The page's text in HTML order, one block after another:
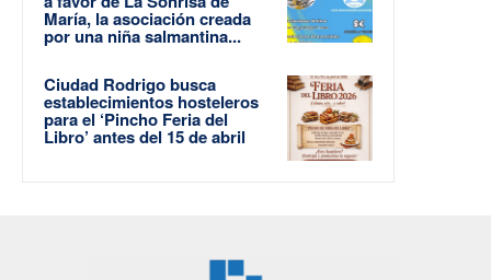
María, la asociación creada
por una niña salmantina...
Ciudad Rodrigo busca
establecimientos hosteleros
para el ‘Pincho Feria del
Libro’ antes del 15 de abril